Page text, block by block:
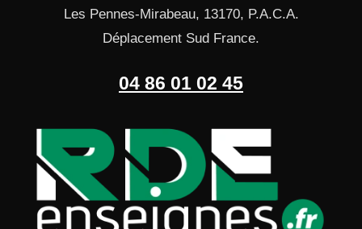
Les Pennes-Mirabeau, 13170, P.A.C.A.
Déplacement Sud France.
04 86 01 02 45